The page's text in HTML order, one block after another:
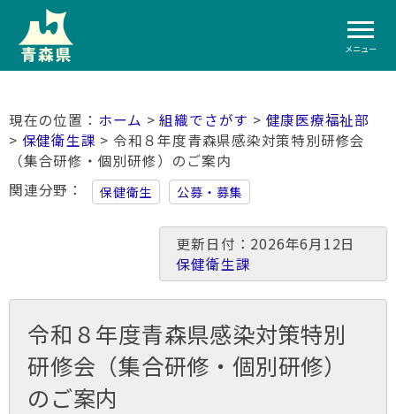
メニュー
ホーム >組織でさがす > 健康医療福祉部
> 保健衛生課 > 令和８年度青森県感染対策特別研修会
（集合研修・個別研修）のご案内
関連分野
保健衛生 公募・募集
更新日付：2026年6月12日
保健衛生課
令和８年度青森県感染対策特別
研修会（集合研修・個別研修）
のご案内